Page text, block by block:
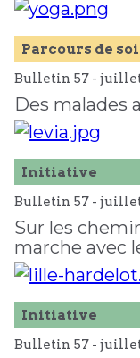
Parcours de
Bulletin 57 -
Des malades
Initiative
Bulletin 57 -
Sur les
marche avec
Initiative
Bulletin 57 -